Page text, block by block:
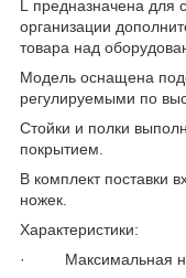
L предназначена для
организации
товара над
Модель оснащена
регулируемыми по
Стойки и полки
покрытием.
В комплект поставки
ножек.
Характеристики:
· Максимальная